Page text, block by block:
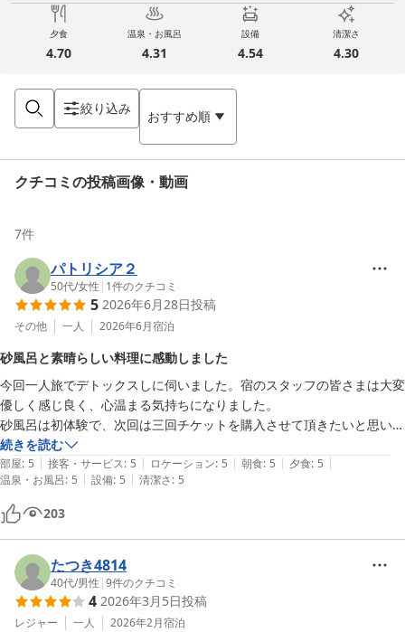
夕食
4.70
温泉・お風呂
4.31
設備
4.54
清潔さ
4.30
絞り込み おすすめ順
クチコミの投稿画像・動画
7件
パトリシア２
50代/女性 | 1件のクチコミ
5 2026年6月28日投稿
その他 一人 2026年6月宿泊
砂風呂と素晴らしい料理に感動しました
今回一人旅でデトックスしに伺いました。宿のスタッフの皆さまは大変
優しく感じ良く、心温まる気持ちになりました。
砂風呂は初体験で、次回は三回チケットを購入させて頂きたいと思いま
す。
これから利用される方は到着日に二回、翌日一回使用すると良いと思い
ます。
また、料理が大変素晴らしく感動しました。ありがとうございました。
続きを読む
部屋: 5 | 接客・サービス: 5 | ロケーション: 5 | 朝食: 5 | 夕食: 5 |
温泉・お風呂: 5 | 設備: 5 | 清潔さ: 5
203
たつき4814
40代/男性 |9件のクチコミ
4 2026年3月5日投稿
レジャー 一人 2026年2月宿泊